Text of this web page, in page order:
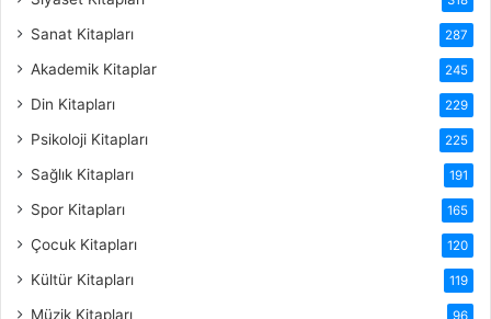
Sanat Kitapları 287
Akademik Kitaplar 245
Din Kitapları 229
Psikoloji Kitapları 225
Sağlık Kitapları 191
Spor Kitapları 165
Çocuk Kitapları 120
Kültür Kitapları 119
Müzik Kitapları 96